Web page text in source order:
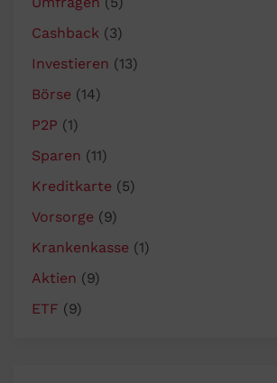
Cashback (3)
Investieren (13)
Börse (14)
P2P (1)
Sparen (11)
Kreditkarte (5)
Vorsorge (9)
Krankenkasse (1)
Aktien (9)
ETF (9)